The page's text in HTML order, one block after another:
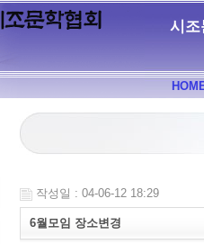
시조
작성일 : 04-06-12 18:29
6월모임 장소변경